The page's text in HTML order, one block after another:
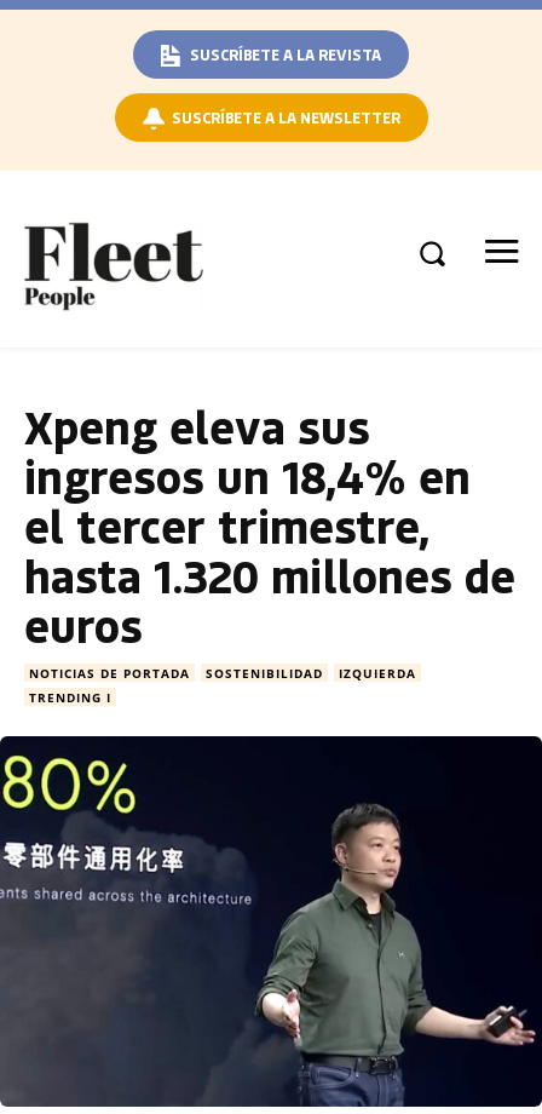
SUSCRÍBETE A LA REVISTA
SUSCRÍBETE A LA NEWSLETTER
Xpeng eleva sus
ingresos un 18,4% en
el tercer trimestre,
hasta 1.320 millones de
euros
NOTICIAS DE PORTADA SOSTENIBILIDAD
IZQUIERDA
TRENDING I